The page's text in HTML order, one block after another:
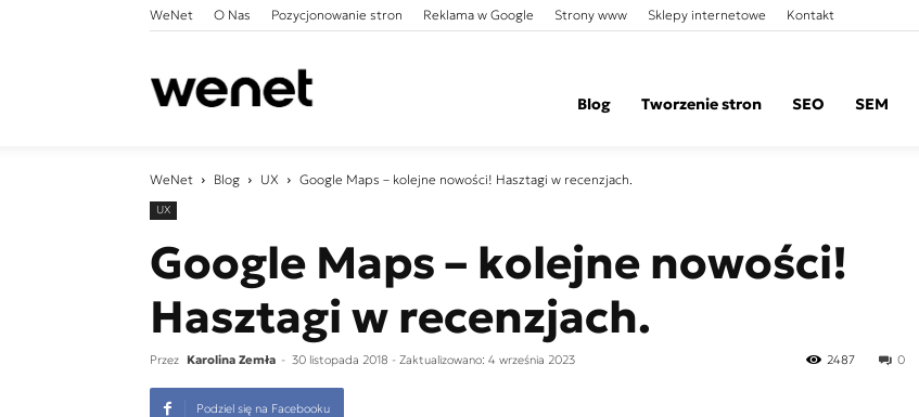
WeNet O Nas Pozycjonowanie stron Reklama w Google Strony www Sklepy internetowe Kontakt
Blog
Tworzenie stron SEO SEM
WeNet Blog UX Google Maps – kolejne nowości! Hasztagi w recenzjach.
UX
Google Maps – kolejne nowości!
Hasztagi w recenzjach.
Przez Karolina Zemła - 30 listopada 2018 - Zaktualizowano: 4 września 2023 0
2487
Podziel się na Facebooku